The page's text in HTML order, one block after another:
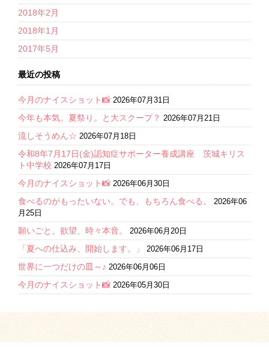
2018年2月
2018年1月
2017年5月
最近の投稿
今月のナイスショット📸 2026年07月31日
今年も本気。夏祭り。と大スクープ？ 2026年07月21日
流しそうめん☆ 2026年07月18日
令和8年7月17日(金)認知症サポーター養成講座 茨城キリス
ト中学校 2026年07月17日
今月のナイスショット📸 2026年06月30日
食べるのがもったいない。でも、もちろん食べる。
2026年06
月25日
願いごと、欲望、時々本音。 2026年06月20日
「夏への仕込み、開始します。」 2026年06月17日
世界に一つだけの皿～♪ 2026年06月06日
今月のナイスショット📸 2026年05月30日